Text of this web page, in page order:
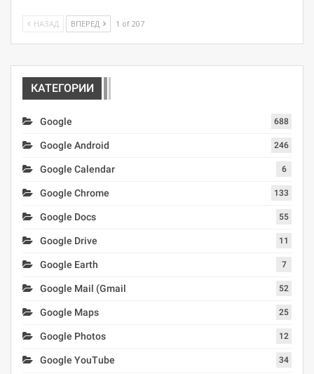
НАЗАД ВПЕРЕД 1 of 207
КАТЕГОРИИ
Google 688
Google Android 246
Google Calendar 6
Google Chrome 133
Google Docs 55
Google Drive 11
Google Earth 7
Google Mail (Gmail 52
Google Maps 25
Google Photos 12
Google YouTube 34